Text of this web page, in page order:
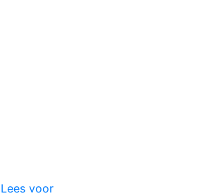
Lees voor